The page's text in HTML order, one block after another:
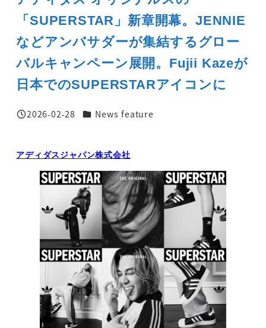
「SUPERSTAR」新章開幕。JENNIE
などアンバサダーが集結するグロー
バルキャンペーン展開。Fujii Kazeが
日本でのSUPERSTARアイコンに
投稿日
2026-02-28 カテゴリー
News feature
アディダスジャパン株式会社